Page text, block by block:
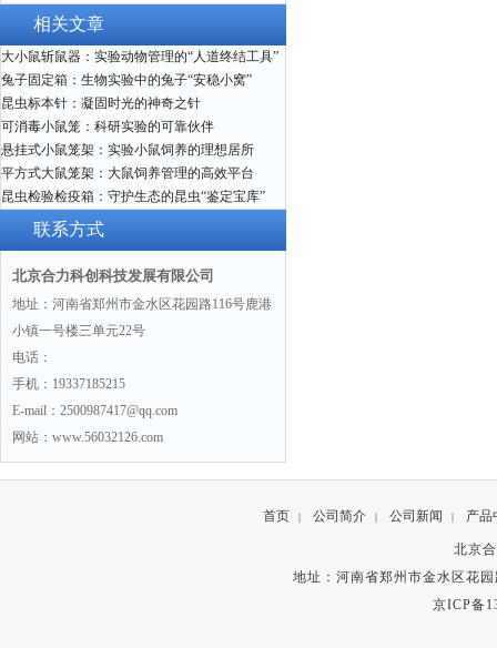
相关文章
大小鼠斩鼠器：实验动物管理的“人道终结工具”
兔子固定箱：生物实验中的兔子“安稳小窝”
昆虫标本针：凝固时光的神奇之针
可消毒小鼠笼：科研实验的可靠伙伴
悬挂式小鼠笼架：实验小鼠饲养的理想居所
平方式大鼠笼架：大鼠饲养管理的高效平台
昆虫检验检疫箱：守护生态的昆虫“鉴定宝库”
联系方式
北京合力科创科技发展有限公司
地址：河南省郑州市金水区花园路116号鹿港
小镇一号楼三单元22号
电话：
手机：19337185215
E-mail：2500987417@qq.com
网站：www.56032126.com
首页 | 公司简介 | 公司新闻 | 产品
北京
地址：河南省郑州市金水区花
京ICP备